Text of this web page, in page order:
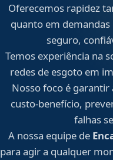
Oferecemos rapidez
quanto em
seguro,
Temos experiência na
redes de esgoto em
Nosso foco é garantir
custo-benefício,
falhas
A nossa equipe de
para agir a qualquer